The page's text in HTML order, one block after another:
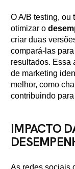
O A/B testing, ou
otimizar o
criar duas
compará-las
resultados. Essa
de marketing
melhor, como
contribuindo
IMPACTO
As redes sociais